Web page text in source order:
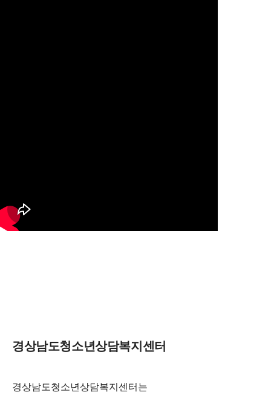
경상남도청소년상담복지센터
경상남도청소년상담복지센터는